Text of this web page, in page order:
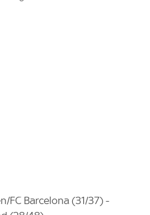
FC Barcelona (31/37) -